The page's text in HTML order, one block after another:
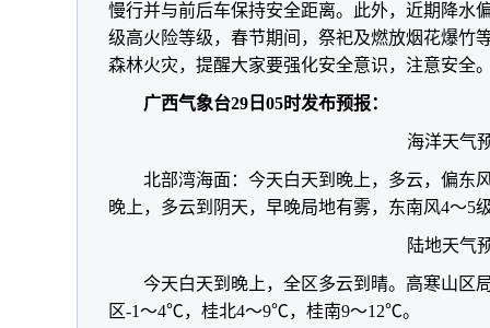
慢行并与前后车保持安全距离。此外，近期降水
级高火险等级，春节期间，祭祀及燃放烟花爆竹
森林火灾，提醒大家要强化安全意识，注意安全
广西气象台29日05时发布预报：
海洋天气
北部湾海面：今天白天到晚上，多云，偏东
晚上，多云到阴天，早晚局地有雾，东南风4～5
陆地天气
今天白天到晚上，全区多云到晴。高寒山区
区-1～4℃，桂北4～9℃，桂南9～12℃。